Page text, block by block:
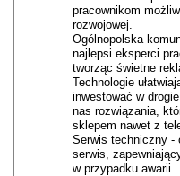
pracownikom
rozwojowej.
Ogólnopolska
najlepsi eksperci
tworząc świetne
Technologie
inwestować w
nas rozwiązania,
sklepem nawet z
Serwis techniczny -
serwis,
w przypadku awarii.